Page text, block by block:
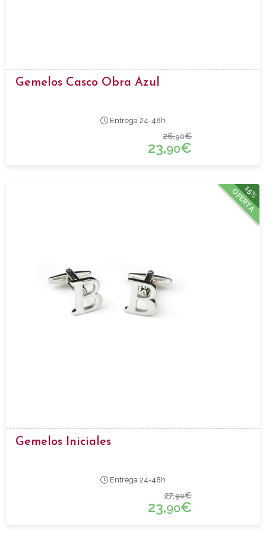
Gemelos Casco Obra Azul
Entrega 24-48h
26,90€
23,90€
15%
OFERTA
Gemelos Iniciales
Entrega 24-48h
27,90€
23,90€